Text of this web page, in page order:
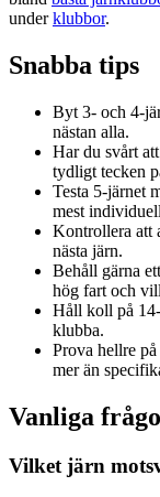
underklubbor.
Snabba tips
Byt 3- och 4-
nästan alla.
Har du svårt
tydligt tecken
Testa 5-järnet
mest
Kontrollera att
nästa järn.
Behåll gärna
hög fart och
Håll koll på
klubba.
Prova hellre
mer än
Vanliga
Vilket järn